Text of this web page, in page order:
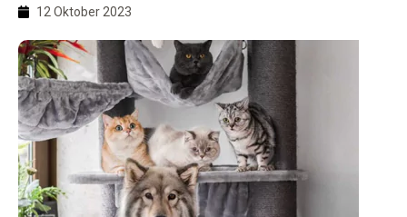
Welcher ist dann der beste Kratzbaum? Das und mehr erfährst
du hier!
12 Oktober 2023